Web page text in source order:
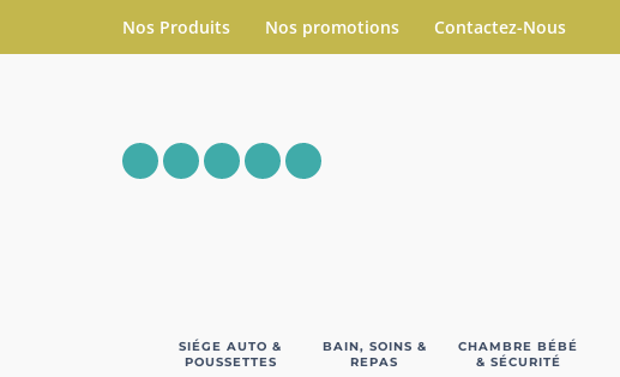
Nos Produits Nos promotions Contactez-Nous
SIÉGE AUTO &
POUSSETTES
BAIN, SOINS &
REPAS
CHAMBRE BÉBÉ
& SÉCURITÉ